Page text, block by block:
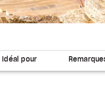
Idéal pour